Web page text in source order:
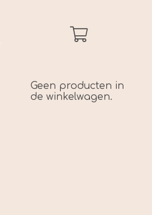
Geen producten in
de winkelwagen.